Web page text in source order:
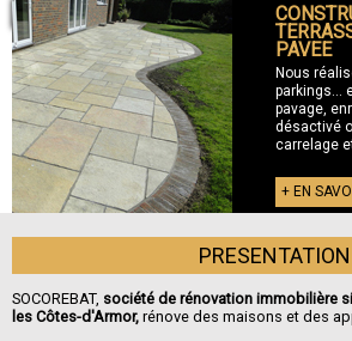
+ TERRASSE
PAVEE
Nous
parkings...
pavage,
désactivé
carrelage
+ EN
PRESENTATION
SOCOREBAT, société de rénovation immobilière
les Côtes-d'Armor, rénove des maisons et des